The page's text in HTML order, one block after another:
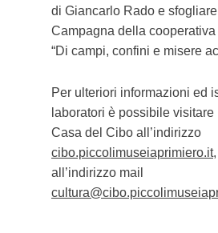
di Giancarlo Rado e
Campagna della
“Di campi, confini e misere
Per ulteriori informazioni ed
laboratori è possibile
Casa del Cibo all’indirizzo
cibo.piccolimuseiaprimiero.it
all’indirizzo mail